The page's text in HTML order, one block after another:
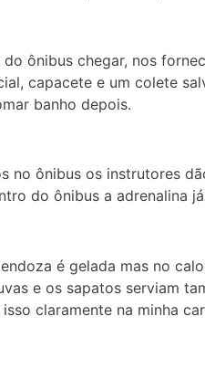
ônibus chegar, nos
capacete e um colete
banho depois.
no ônibus os instrutores
do ônibus a adrenalina
é gelada mas no
e os sapatos serviam
claramente na minha